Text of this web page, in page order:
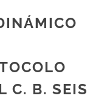
C. B. SEIS